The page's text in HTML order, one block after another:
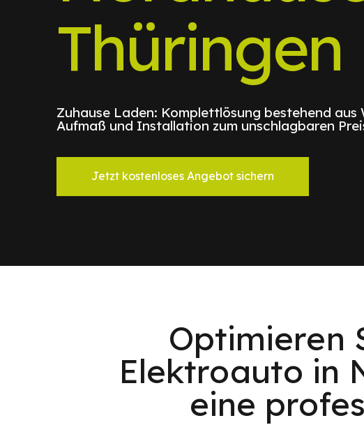
Thüringen
Zuhause Laden: Komplettlösung bestehend aus
Aufmaß und Installation zum unschlagbaren
Jetzt kostenloses Angebot sichern
Optimieren
Elektroauto in
eine